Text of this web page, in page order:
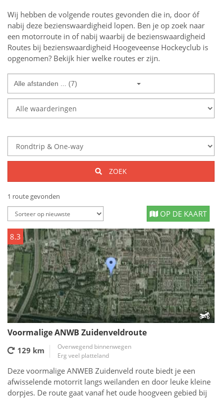
Wij hebben de volgende routes gevonden die in, door óf
nabij deze bezienswaardigheid lopen. Ben je op zoek naar
een motorroute in of nabij waarbij de bezienswaardigheid
Routes bij bezienswaardigheid Hoogeveense Hockeyclub is
opgenomen? Bekijk hier welke routes er zijn.
Alle afstanden ... (7)
ZOEK
1 route gevonden
OP DE KAART
8.3
Voormalige ANWB Zuidenveldroute
129 km
Overwegend binnenwegen
Erg veel platteland
Deze voormalige ANWEB Zuidenveld route biedt je een
afwisselende motorrit langs weilanden en door leuke kleine
dorpjes. De route gaat vanaf het oude hoogveen gebied bij